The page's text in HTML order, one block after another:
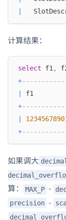
计算结果：
select f1 ,
+
+
+
如果调大
算：
MAX_P -
precision -